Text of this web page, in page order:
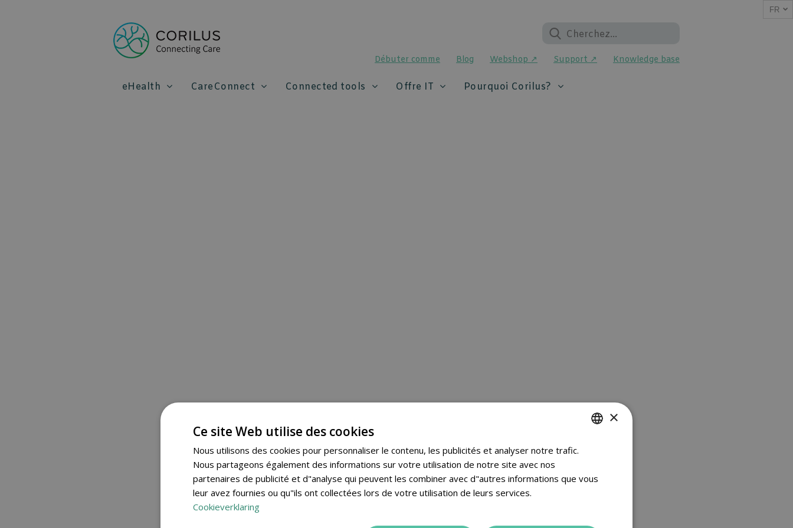
Débuter comme Blog Webshop ↗ Support ↗ Knowledge base
eHealth CareConnect Connected tools Offre IT Pourquoi Corilus?
FR
×
Ce site Web utilise des cookies
Nous utilisons des cookies pour personnaliser le contenu, les publicités et analyser notre trafic.
Nous partageons également des informations sur votre utilisation de notre site avec nos
partenaires de publicité et d"analyse qui peuvent les combiner avec d"autres informations que vous
leur avez fournies ou qu"ils ont collectées lors de votre utilisation de leurs services.
Cookieverklaring